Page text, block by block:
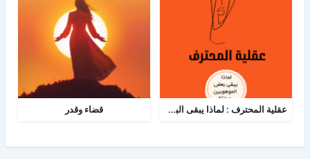
عقلية المحترف : لماذا يبقى البعض هواة رغم الموهبة؟ قضاء وقدر